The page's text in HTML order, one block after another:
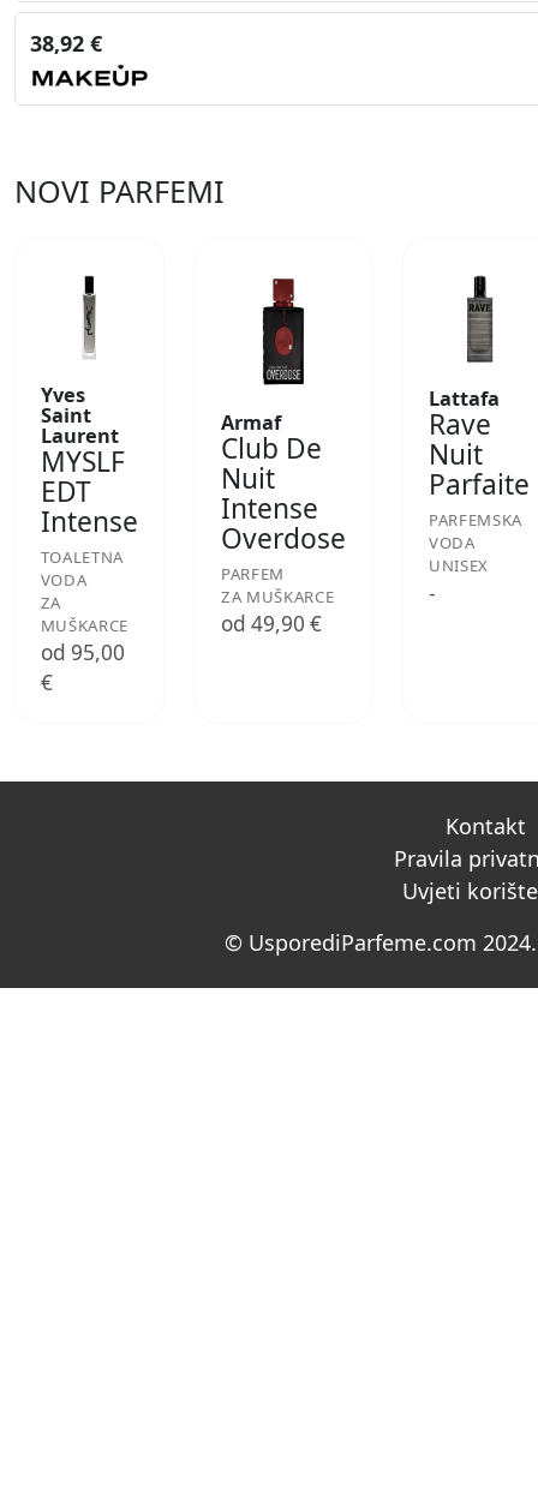
38,92 €
NOVI PARFEMI
Yves
Saint
Laurent
MYSLF
EDT
Intense
TOALETNA
VODA
ZA
MUŠKARCE
od 95,00
€
Armaf
Club De
Nuit
Intense
Overdose
PARFEM
ZA MUŠKARCE
od 49,90 €
Lattafa
Rave
Nuit
Parfaite
PARFEMSKA
VODA
UNISEX
-
Kontakt
Pravila
Uvjeti
© UsporediParfeme.com